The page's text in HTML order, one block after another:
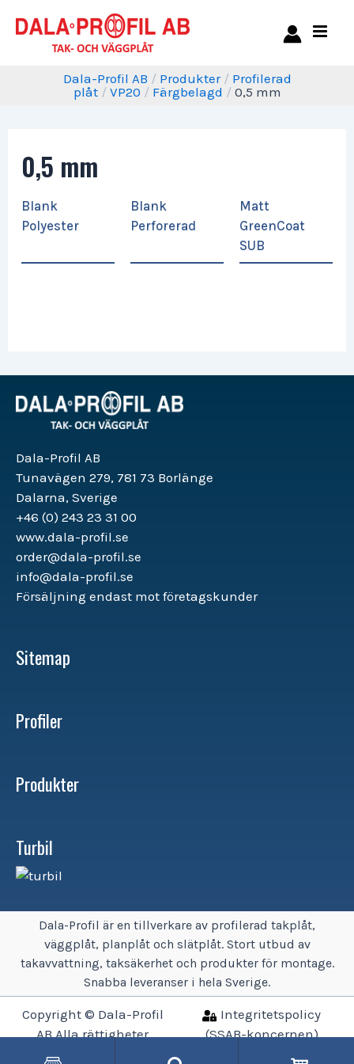
Dala-Profil AB / Produkter / Profilerad
plåt / VP20 / Färgbelagd / 0,5 mm
0,5 mm
Blank
Polyester
Blank
Perforerad
Matt
GreenCoat
SUB
Dala-Profil AB
Tunavägen 279, 781 73 Borlänge
Dalarna, Sverige
+46 (0) 243 23 31 00
www.dala-profil.se
order@dala-profil.se
info@dala-profil.se
Försäljning endast mot företagskunder
Sitemap
Profiler
Produkter
Turbil
Dala-Profil är en tillverkare av profilerad takplåt,
väggplåt, planplåt och slätplåt. Stort utbud av
takavvattning, taksäkerhet och produkter för montage.
Snabba leveranser i hela Sverige.
Copyright © Dala-Profil
AB Alla rättigheter
reserverade.
Integritetspolicy
(SSAB-koncernen)